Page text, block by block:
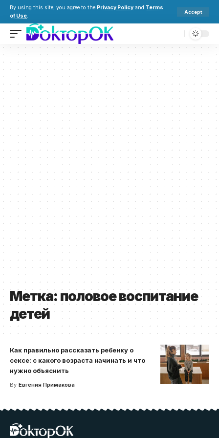
By using this site, you agree to the Privacy Policy and Terms
of Use.
Accept
Метка: половое воспитание
детей
Как правильно рассказать ребенку о
сексе: с какого возраста начинать и что
нужно объяснить
By Евгения Примакова